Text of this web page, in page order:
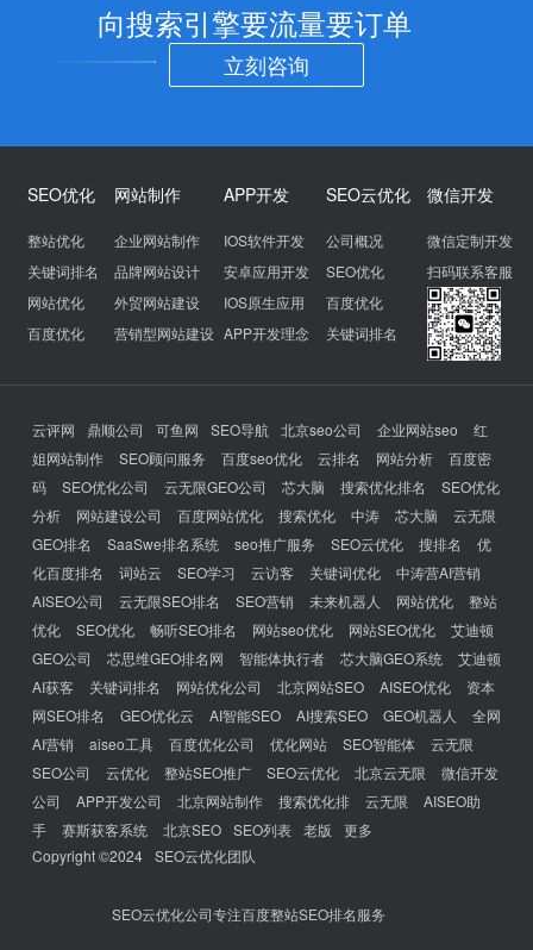
向搜索引擎要流量要订单
立刻咨询
SEO优化
整站优化
关键词排名
网站优化
百度优化
网站制作
企业网站制作
品牌网站设计
外贸网站建设
营销型网站建设
APP开发
IOS软件开发
安卓应用开发
IOS原生应用
APP开发理念
SEO云优化
公司概况
SEO优化
百度优化
关键词排名
微信开发
微信定制开发
扫码联系客服
云评网 鼎顺公司 可鱼网 SEO导航 北京seo公司 企业网站seo
红
姐网站制作
SEO顾问服务 百度seo优化 云排名 网站分析
百度密
码
SEO优化公司 云无限GEO公司 芯大脑 搜索优化排名
SEO优化
分析
网站建设公司 百度网站优化 搜索优化 中涛 芯大脑
云无限
GEO排名
SaaSwe排名系统 seo推广服务 SEO云优化 搜排名
优
化百度排名
词站云 SEO学习 云访客 关键词优化
中涛营AI营销
AISEO公司
云无限SEO排名 SEO营销 未来机器人 网站优化
整站
优化
SEO优化 畅听SEO排名 网站seo优化 网站SEO优化
艾迪顿
GEO公司
芯思维GEO排名网 智能体执行者 芯大脑GEO系统
艾迪顿
AI获客
关键词排名 网站优化公司 北京网站SEO AISEO优化
资本
网SEO排名
GEO优化云 AI智能SEO AI搜索SEO GEO机器人
全网
AI营销
aiseo工具 百度优化公司 优化网站 SEO智能体
云无限
SEO公司
云优化 整站SEO推广 SEO云优化 北京云无限
微信开发
公司
APP开发公司 北京网站制作 搜索优化排 云无限
AISEO助
手
赛斯获客系统 北京SEO SEO列表 老版
更多
Copyright ©2024 SEO云优化团队
SEO云优化公司专注百度整站SEO排名服务